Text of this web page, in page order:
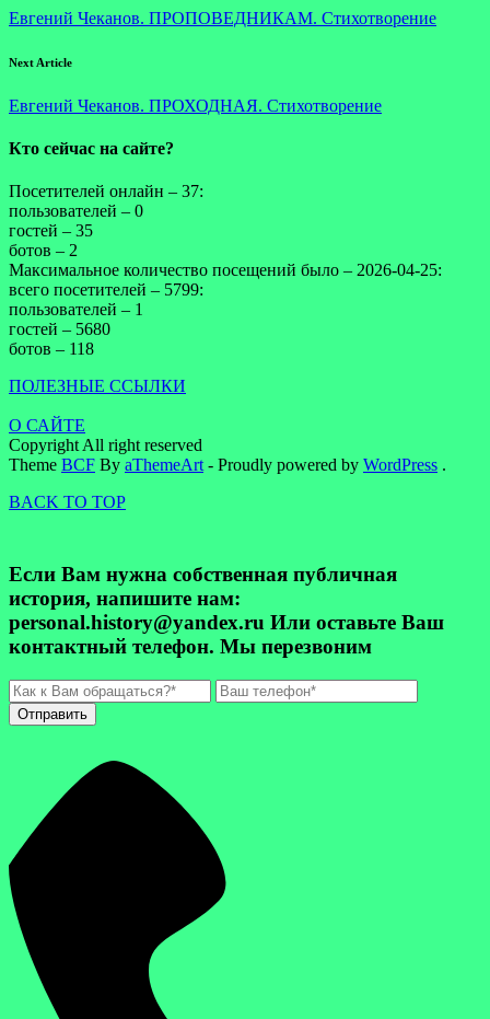
Евгений Чеканов. ПРОПОВЕДНИКАМ. Стихотворение
Next Article
Евгений Чеканов. ПРОХОДНАЯ. Стихотворение
Кто сейчас на сайте?
Посетителей онлайн – 37:
пользователей – 0
гостей – 35
ботов – 2
Максимальное количество посещений было – 2026-04-25:
всего посетителей – 5799:
пользователей – 1
гостей – 5680
ботов – 118
ПОЛЕЗНЫЕ ССЫЛКИ
О САЙТЕ
Copyright All right reserved
Theme BCF By aThemeArt - Proudly powered by WordPress .
BACK TO TOP
Если Вам нужна собственная публичная
история, напишите нам:
personal.history@yandex.ru Или оставьте Ваш
контактный телефон. Мы перезвоним
Отправить